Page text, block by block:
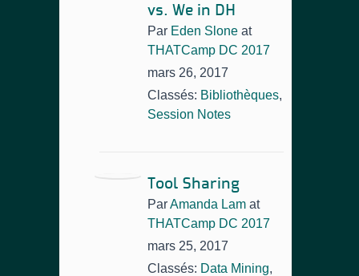
vs. We in DH
Par Eden Slone at
THATCamp DC 2017
mars 26, 2017
Classés: Bibliothèques,
Session Notes
Tool Sharing
ParAmanda Lam at
THATCamp DC 2017
mars 25, 2017
Classés: Data Mining,